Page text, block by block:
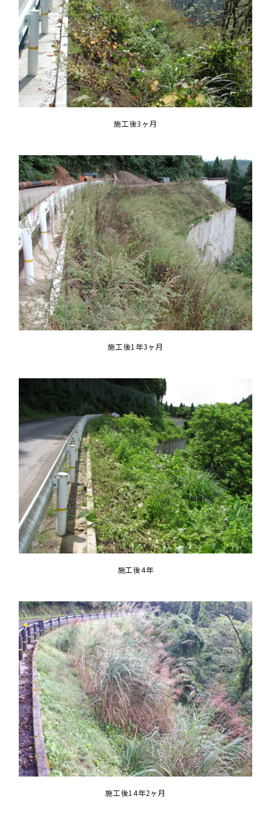
施工後3ヶ月
施工後1年3ヶ月
施工後4年
施工後14年2ヶ月